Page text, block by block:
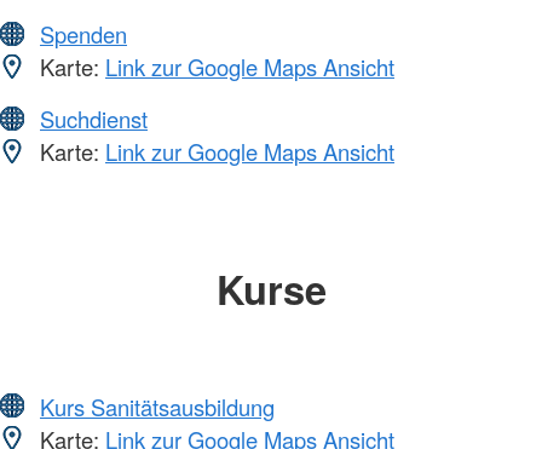
Spenden
Karte: Link zur Google Maps Ansicht
Suchdienst
Karte: Link zur Google Maps Ansicht
Kurse
Kurs Sanitätsausbildung
Karte: Link zur Google Maps Ansicht